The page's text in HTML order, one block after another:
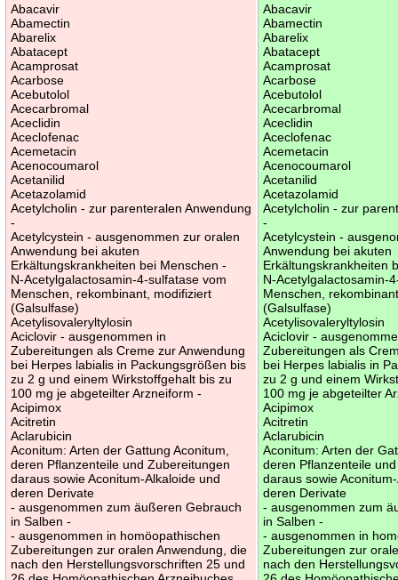
Abacavir
Abamectin
Abarelix
Abatacept
Acamprosat
Acarbose
Acebutolol
Acecarbromal
Aceclidin
Aceclofenac
Acemetacin
Acenocoumarol
Acetanilid
Acetazolamid
Acetylcholin - zur parenteralen Anwendung
-
Acetylcystein - ausgenommen zur oralen
Anwendung bei akuten
Erkältungskrankheiten bei Menschen -
N-Acetylgalactosamin-4-sulfatase vom
Menschen, rekombinant, modifiziert
(Galsulfase)
Acetylisovaleryltylosin
Aciclovir - ausgenommen in
Zubereitungen als Creme zur Anwendung
bei Herpes labialis in Packungsgrößen bis
zu 2 g und einem Wirkstoffgehalt bis zu
100 mg je abgeteilter Arzneiform -
Acipimox
Acitretin
Aclarubicin
Aconitum: Arten der Gattung Aconitum,
deren Pflanzenteile und Zubereitungen
daraus sowie Aconitum-Alkaloide und
deren Derivate
- ausgenommen zum äußeren Gebrauch
in Salben -
- ausgenommen in homöopathischen
Zubereitungen zur oralen Anwendung, die
nach den Herstellungsvorschriften 25 und
Abacavir
Abamectin
Abarelix
Abatacept
Acamprosat
Acarbose
Acebutolol
Acecarbromal
Aceclidin
Aceclofenac
Acemetacin
Acenocoumarol
Acetanilid
Acetazolamid
Acetylcholin - zur
-
Acetylcystein -
Anwendung bei akuten
Erkältungskrankheiten
N-Acetylgalactosamin-
Menschen,
(Galsulfase)
Acetylisovaleryltylosin
Aciclovir -
Zubereitungen als
bei Herpes labialis in
zu 2 g und einem
100 mg je abgeteilter
Acipimox
Acitretin
Aclarubicin
Aconitum: Arten der
deren Pflanzenteile
daraus sowie
deren Derivate
- ausgenommen zum
in Salben -
- ausgenommen in
Zubereitungen zur
nach den